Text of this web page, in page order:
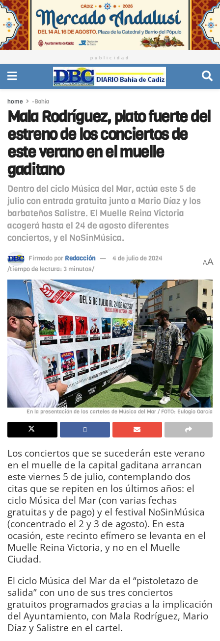
publicidad
home -Bahía
Mala Rodríguez, plato fuerte del
estreno de los conciertos de
este verano en el muelle
gaditano
Dentro del ciclo Música del Mar, actúa este 5 de
julio con entrada gratuita junto a Mario Díaz y los
barbateños Salistre. El Muelle Reina Victoria
acogerá hasta el 24 de agosto diferentes
conciertos, y el NoSinMúsica.
Firmado por Redacción
4 de julio de 2024
/tiempo de lectura: 3 minutos/
AA
En la presentación de los carteles de Música del Mar / FOTO: Eulogio García
Los conciertos que se sucederán este verano
en el muelle de la capital gaditana arrancan
este viernes 5 de julio, contemplando dos
citas que se repiten en los últimos años: el
ciclo Música del Mar (con varias fechas
gratuitas y de pago) y el festival NoSinMúsica
(concentrado el 2 y 3 de agosto). En esta
ocasión, este recinto efímero se levanta en el
Muelle Reina Victoria, y no en el Muelle
Ciudad.
El ciclo Música del Mar da el “pistoletazo de
salida” con uno de sus tres conciertos
gratuitos programados gracias a la implicación
del Ayuntamiento, con Mala Rodríguez, Mario
Díaz y Salistre en el cartel.